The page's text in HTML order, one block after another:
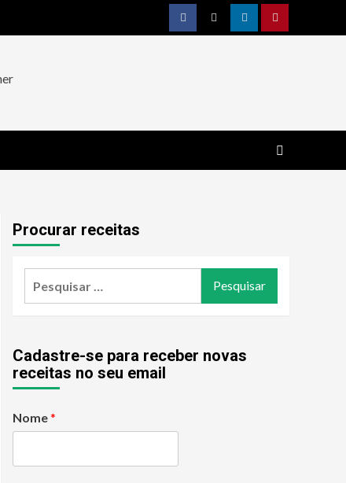
FacebookTwitterLinkedinPinterest
Procurar receitas
Cadastre-se para receber novas
receitas no seu email
Nome*